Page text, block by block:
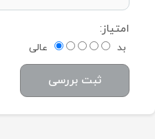
امتیاز:
بد عالی
ثبت بررسی